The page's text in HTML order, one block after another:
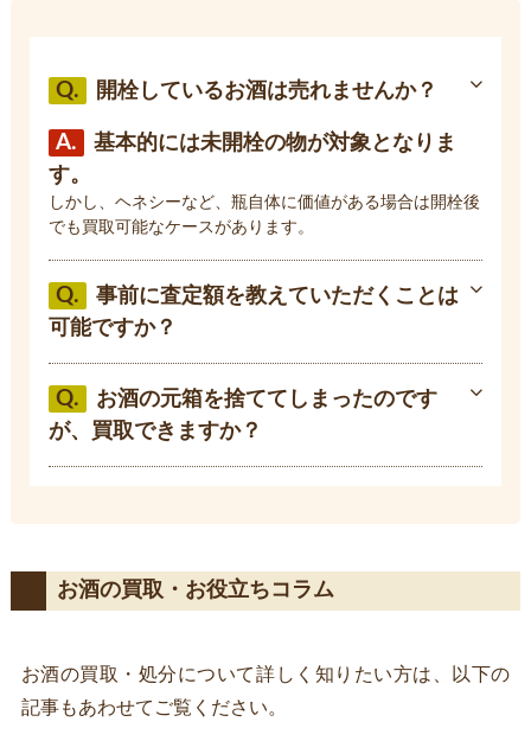
Q. 開栓しているお酒は売れませんか？
A.
基本的には未開栓の物が対象となりま
す。
しかし、ヘネシーなど、瓶自体に価値がある場合は開栓後
でも買取可能なケースがあります。
Q.
事前に査定額を教えていただくことは
可能ですか？
Q.
お酒の元箱を捨ててしまったのです
が、買取できますか？
お酒の買取・お役立ちコラム
お酒の買取・処分について詳しく知りたい方は、以下の
記事もあわせてご覧ください。